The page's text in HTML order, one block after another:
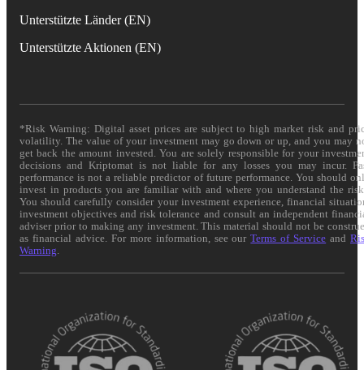
Unterstützte Länder (EN)
Unterstützte Aktionen (EN)
*Risk Warning: Digital asset prices are subject to high market risk and
volatility. The value of your investment may go down or up, and you may
get back the amount invested. You are solely responsible for your
decisions and Kriptomat is not liable for any losses you may incur.
performance is not a reliable predictor of future performance. You should
invest in products you are familiar with and where you understand the
You should carefully consider your investment experience, financial
investment objectives and risk tolerance and consult an independent
adviser prior to making any investment. This material should not be
as financial advice. For more information, see ourTerms of Service and
Warning